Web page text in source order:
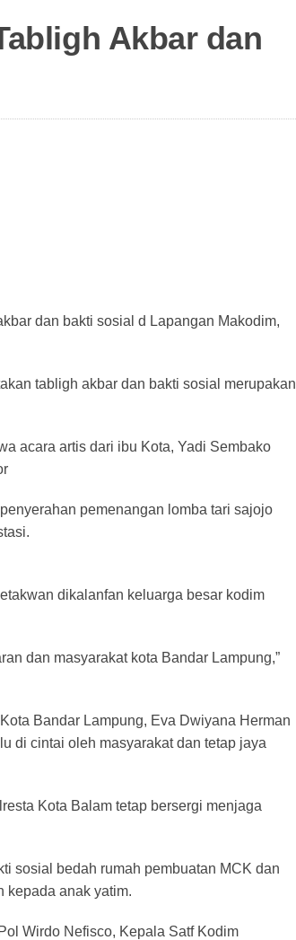
Akbar dan
dan bakti sosial d Lapangan Makodim,
tabligh akbar dan bakti sosial merupakan
acara artis dari ibu Kota, Yadi Sembako
pemenangan lomba tari sajojo
dikalanfan keluarga besar kodim
dan masyarakat kota Bandar Lampung,”
Bandar Lampung, Eva Dwiyana Herman
di cintai oleh masyarakat dan tetap jaya
Kota Balam tetap bersergi menjaga
sosial bedah rumah pembuatan MCK dan
kepada anak yatim.
Wirdo Nefisco, Kepala Satf Kodim